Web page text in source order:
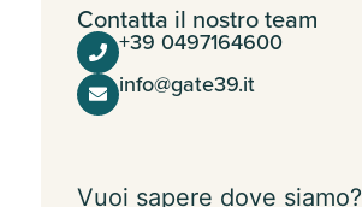
Contatta il nostro team
+39 0497164600
info@gate39.it
Vuoi sapere dove siamo?